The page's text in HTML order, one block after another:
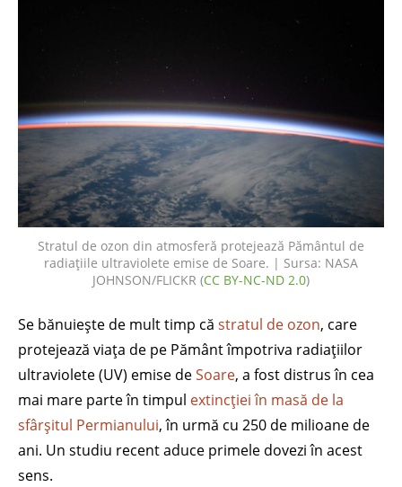
Stratul de ozon din atmosferă protejează Pământul de
radiațiile ultraviolete emise de Soare. | Sursa: NASA
JOHNSON/FLICKR (CC BY-NC-ND 2.0)
Se bănuiește de mult timp că stratul de ozon, care
protejează viața de pe Pământ împotriva radiațiilor
ultraviolete (UV) emise deSoare, a fost distrus în cea
mai mare parte în timpul extincției în masă de la
sfârșitul Permianului, în urmă cu 250 de milioane de
ani. Un studiu recent aduce primele dovezi în acest
sens.